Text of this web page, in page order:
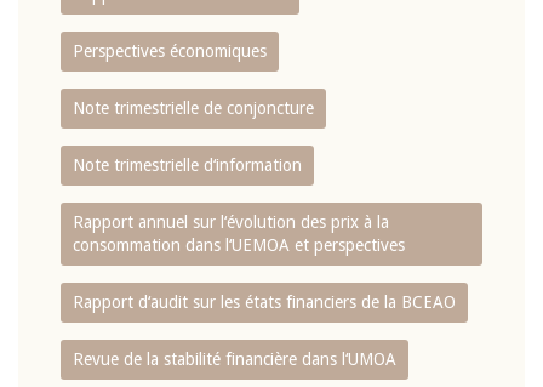
Perspectives économiques
Note trimestrielle de conjoncture
Note trimestrielle d‘information
Rapport annuel sur l‘évolution des prix à la
consommation dans l‘UEMOA et perspectives
Rapport d‘audit sur les états financiers de la BCEAO
Revue de la stabilité financière dans l‘UMOA